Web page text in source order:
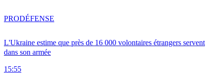
L'Ukraine estime que près de 16 000 volontaires étrangers servent
dans son armée
15:55
PRODÉFENSE